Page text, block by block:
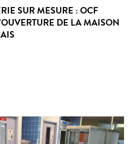
SUR MESURE : OCF
DE LA MAISON